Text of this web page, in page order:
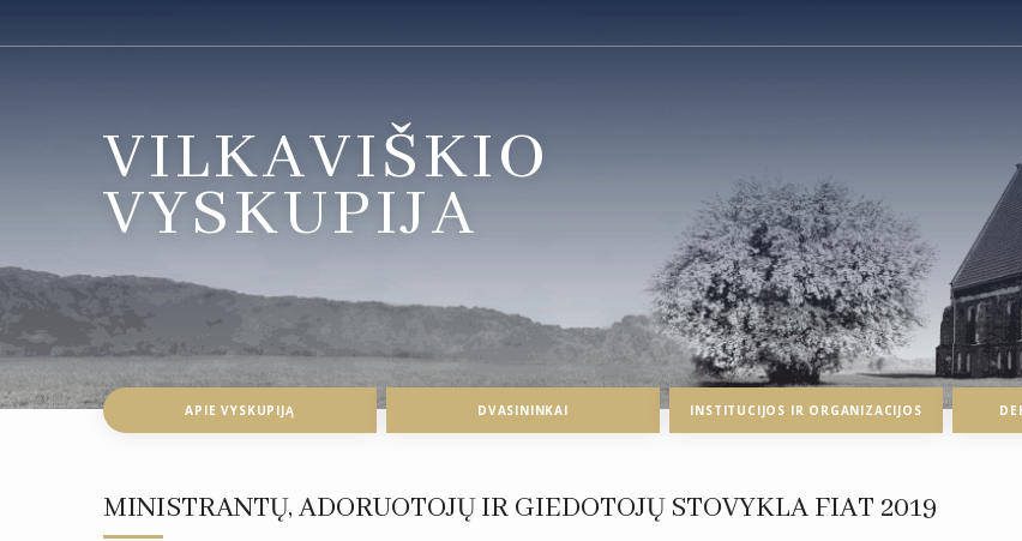
VILKAVIŠKIO
VYSKUPIJA
APIE VYSKUPIJĄ DVASININKAI INSTITUCIJOS IR ORGANIZACIJOS
MINISTRANTŲ, ADORUOTOJŲ IR GIEDOTOJŲ STOVYKLA FIAT 2019